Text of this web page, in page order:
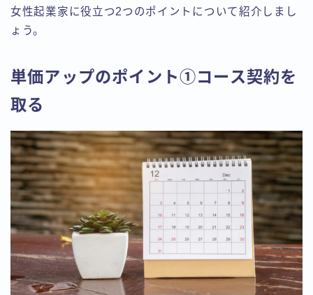
女性起業家に役立つ2つのポイントについて紹介しまし
ょう。
単価アップのポイント①コース契約を
取る